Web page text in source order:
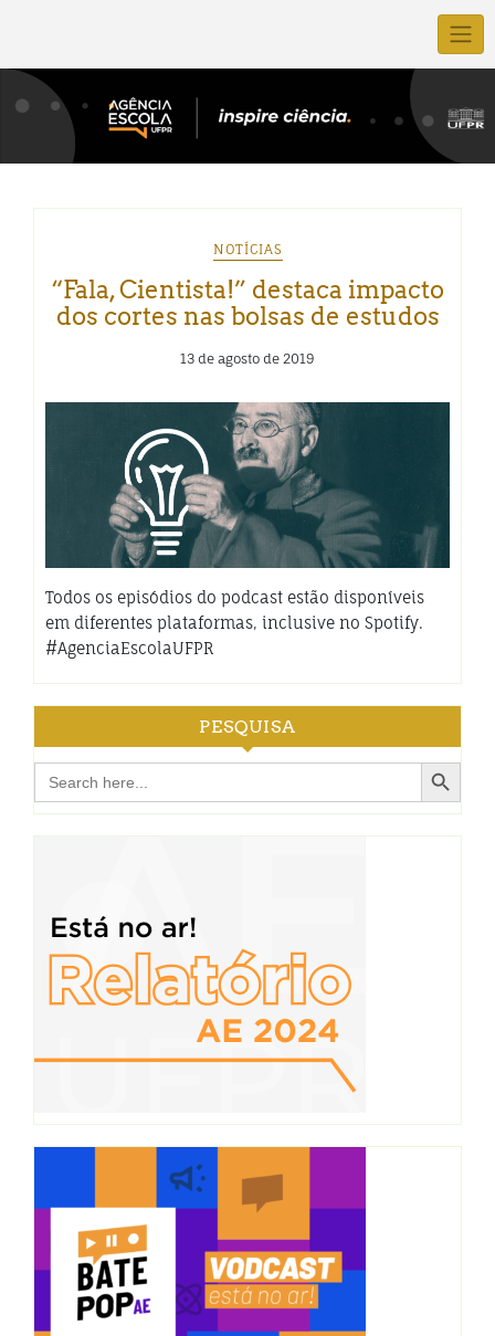
NOTÍCIAS
“Fala, Cientista!” destaca impacto
dos cortes nas bolsas de estudos
13 de agosto de 2019
Todos os episódios do podcast estão disponíveis
em diferentes plataformas, inclusive no Spotify.
#AgenciaEscolaUFPR
PESQUISA
Search
for:
Search Button